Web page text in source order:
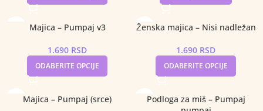
Majica – Pumpaj v3
1.690 RSD
ODABERITE OPCIJE
Ženska majica – Nisi nadležan
1.690 RSD
ODABERITE OPCIJE
Majica – Pumpaj (srce)
Podloga za miš – Pumpaj